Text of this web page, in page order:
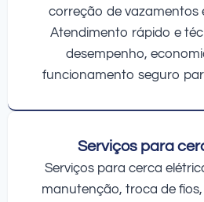
correção de vazamentos
Atendimento rápido e
desempenho,
funcionamento seguro
Serviços para
Serviços para cerca
manutenção, troca de fios,